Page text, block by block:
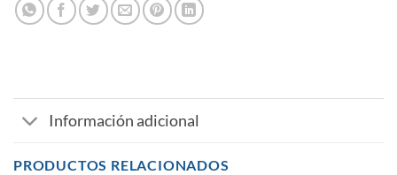
Información adicional
PRODUCTOS RELACIONADOS